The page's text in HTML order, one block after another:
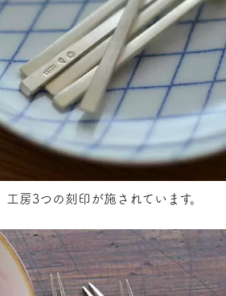
工房3つの刻印が施されています。